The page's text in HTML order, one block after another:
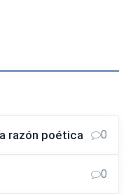
razón poética 0
0